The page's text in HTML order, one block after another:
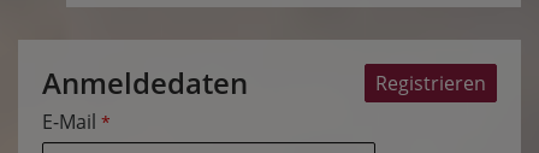
Anmeldedaten
E-Mail *